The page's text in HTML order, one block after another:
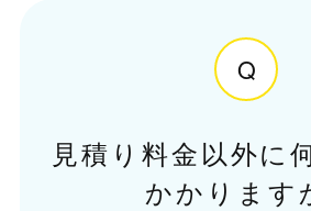
Q
見積り料金以外に
かかります